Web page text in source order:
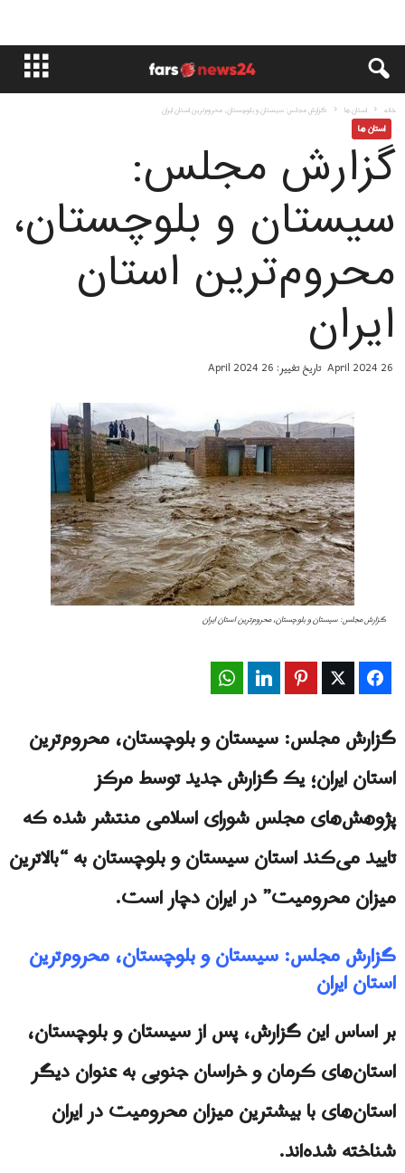
خانه استان ها گزارش مجلس: سیستان و بلوچستان، محروم‌ترین استان ایران
استان ها
گزارش مجلس:
سیستان و بلوچستان،
محروم‌ترین استان
ایران
26 April 2024 تاریخ تغییر: 26 April 2024
گزارش مجلس: سیستان و بلوچستان، محروم‌ترین استان ایران
Facebook
Twitter
Pinterest
LinkedIn
گزارش مجلس: سیستان و بلوچستان، محروم‌ترین
استان ایران؛ یک گزارش جدید توسط مرکز
پژوهش‌های مجلس شورای اسلامی منتشر شده که
تایید می‌کند استان سیستان و بلوچستان به “بالاترین
میزان محرومیت” در ایران دچار است.
گزارش مجلس: سیستان و بلوچستان، محروم‌ترین
استان ایران
بر اساس این گزارش، پس از سیستان و بلوچستان،
استان‌های کرمان و خراسان جنوبی به عنوان دیگر
استان‌های با بیشترین میزان محرومیت در ایران
شناخته شده‌اند.